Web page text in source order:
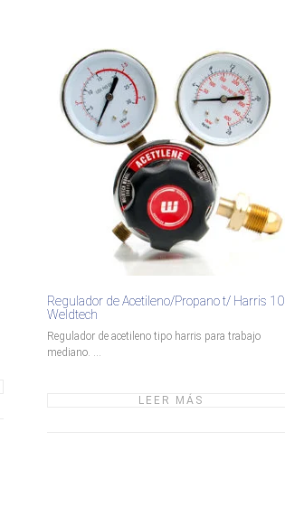
Regulador de Acetileno/Propano t/ Harris 10
Weldtech
Regulador de acetileno tipo harris para trabajo
mediano. ...
LEER MÁS